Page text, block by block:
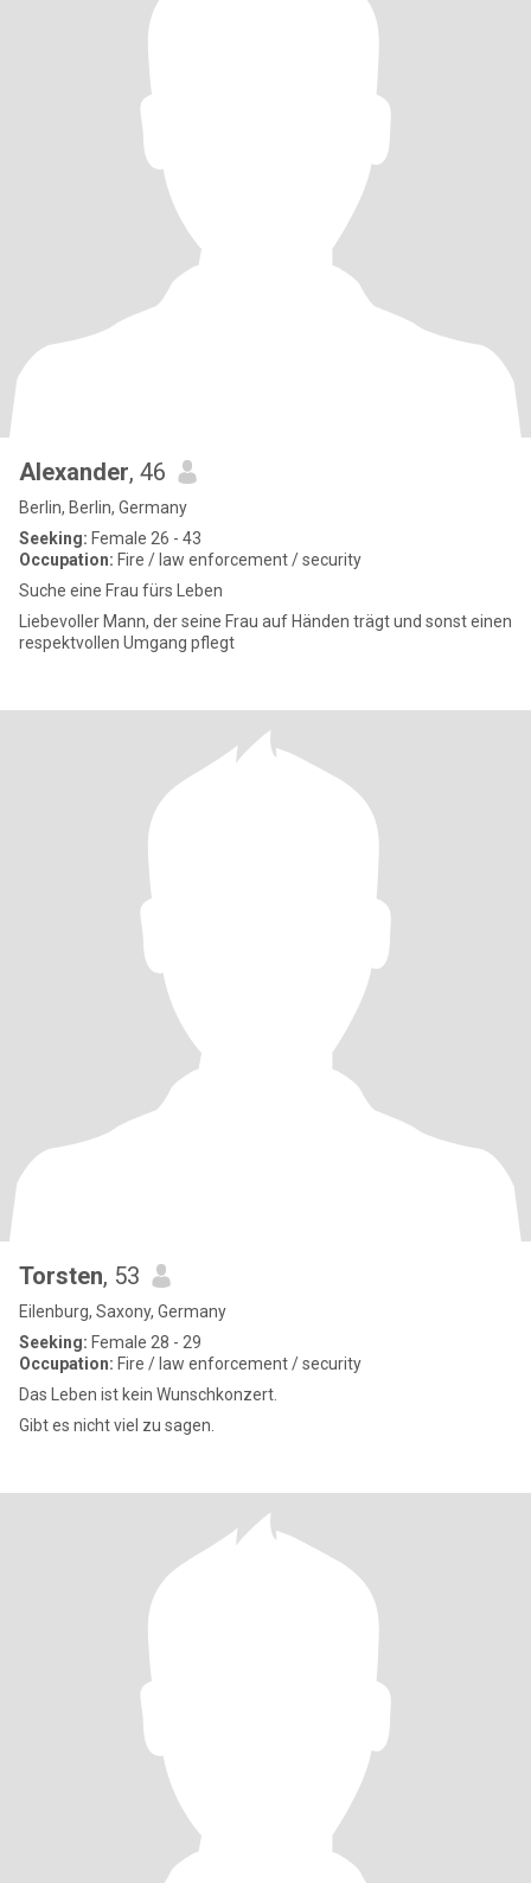
Alexander, 46
Berlin, Berlin, Germany
Seeking: Female 26 - 43
Occupation: Fire / law enforcement / security
Suche eine Frau fürs Leben
Liebevoller Mann, der seine Frau auf Händen trägt und sonst einen
respektvollen Umgang pflegt
Torsten, 53
Eilenburg, Saxony, Germany
Seeking: Female 28 - 29
Occupation: Fire / law enforcement / security
Das Leben ist kein Wunschkonzert.
Gibt es nicht viel zu sagen.